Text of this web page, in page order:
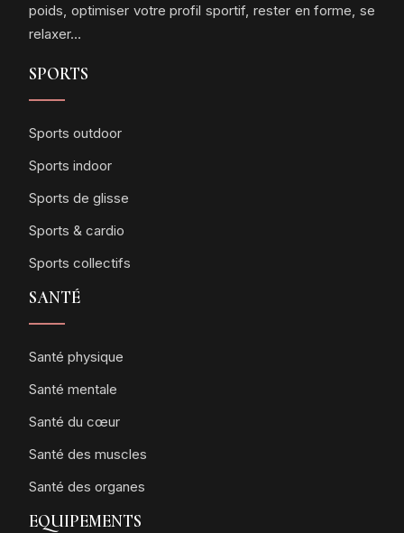
poids, optimiser votre profil sportif, rester en forme, se
relaxer…
SPORTS
Sports outdoor
Sports indoor
Sports de glisse
Sports & cardio
Sports collectifs
SANTÉ
Santé physique
Santé mentale
Santé du cœur
Santé des muscles
Santé des organes
EQUIPEMENTS